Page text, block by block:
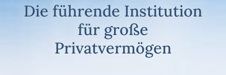
Die führende Institution
für große
Privatvermögen